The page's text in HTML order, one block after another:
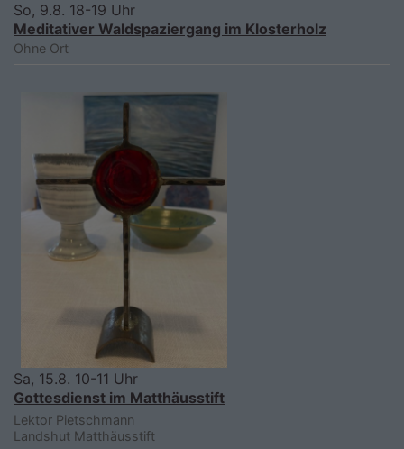
So, 9.8. 18-19 Uhr
Meditativer Waldspaziergang im Klosterholz
Ohne Ort
Sa, 15.8. 10-11 Uhr
Gottesdienst im Matthäusstift
Lektor Pietschmann
Landshut Matthäusstift